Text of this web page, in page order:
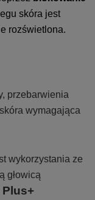
skóra jest
rozświetlona.
przebarwienia
wymagająca
wykorzystania ze
głowicą